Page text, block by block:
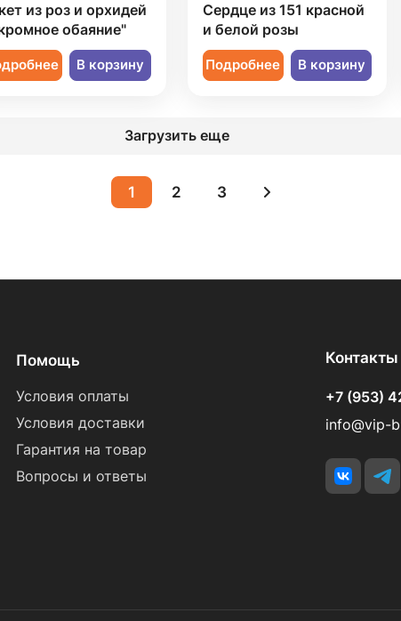
из роз и орхидей
обаяние"
В корзину
Сердце из 151 красной
и белой розы
Подробнее В корзину
Загрузить еще
1 2 3
Помощь
Условия оплаты
Условия доставки
Гарантия на товар
Вопросы и ответы
Контакты
+7 (953)
info@vip-